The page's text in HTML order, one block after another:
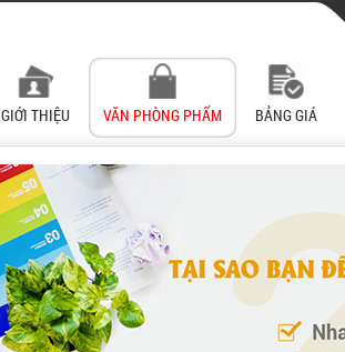
GIỚI THIỆU VĂN PHÒNG PHẨM BẢNG GIÁ